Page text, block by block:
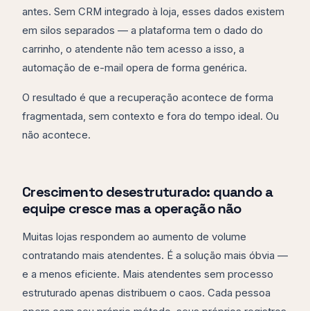
antes. Sem CRM integrado à loja, esses dados existem
em silos separados — a plataforma tem o dado do
carrinho, o atendente não tem acesso a isso, a
automação de e-mail opera de forma genérica.
O resultado é que a recuperação acontece de forma
fragmentada, sem contexto e fora do tempo ideal. Ou
não acontece.
Crescimento desestruturado: quando a
equipe cresce mas a operação não
Muitas lojas respondem ao aumento de volume
contratando mais atendentes. É a solução mais óbvia —
e a menos eficiente. Mais atendentes sem processo
estruturado apenas distribuem o caos. Cada pessoa